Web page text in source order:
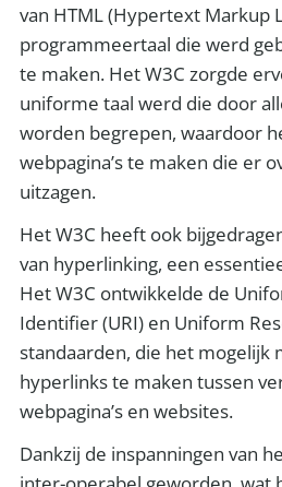
van HTML (Hypertext Markup
programmeertaal die werd
te maken. Het W3C zorgde
uniforme taal werd die door
worden begrepen, waardoor
webpagina’s te maken die er
uitzagen.
Het W3C heeft ook
van hyperlinking, een
Het W3C ontwikkelde de
Identifier (URI) en Uniform
standaarden, die het mogelijk
hyperlinks te maken tussen
webpagina’s en websites.
Dankzij de inspanningen van